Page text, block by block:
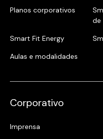
Planos corporativos
de
Smart Fit Energy
Aulas e modalidades
Corporativo
Imprensa